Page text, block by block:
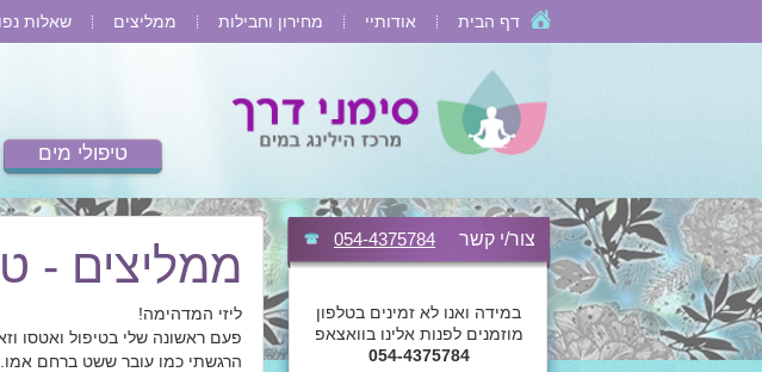
דף הבית אודותיי מחירון וחבילות ממליצים שאלות
טיפולי מים
ממליצים -
ליזי המדהימה!
פעם ראשונה שלי בטיפול ואטסו
הרגשתי כמו עובר ששט ברחם אמו.
054-4375784 צור/י קשר
במידה ואנו לא זמינים בטלפון
מוזמנים לפנות אלינו בוואצאפ
054-4375784